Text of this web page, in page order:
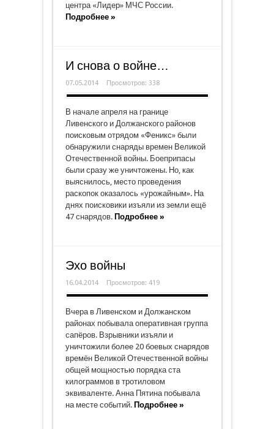
центра «Лидер» МЧС России.
Подробнее »
И снова о войне…
07.05.2014 Просмотров: 338
В начале апреля на границе
Ливенского и Должанского районов
поисковым отрядом «Феникс» были
обнаружили снаряды времен Великой
Отечественной войны. Боеприпасы
были сразу же уничтожены. Но, как
выяснилось, место проведения
раскопок оказалось «урожайным». На
днях поисковики изъяли из земли ещё
47 снарядов. Подробнее »
Эхо войны
16.04.2014 Просмотров: 419
Вчера в Ливенском и Должанском
районах побывала оперативная группа
сапёров. Взрывники изъяли и
уничтожили более 20 боевых снарядов
времён Великой Отечественной войны
общей мощностью порядка ста
килограммов в тротиловом
эквиваленте. Анна Пятина побывала
на месте событий. Подробнее »